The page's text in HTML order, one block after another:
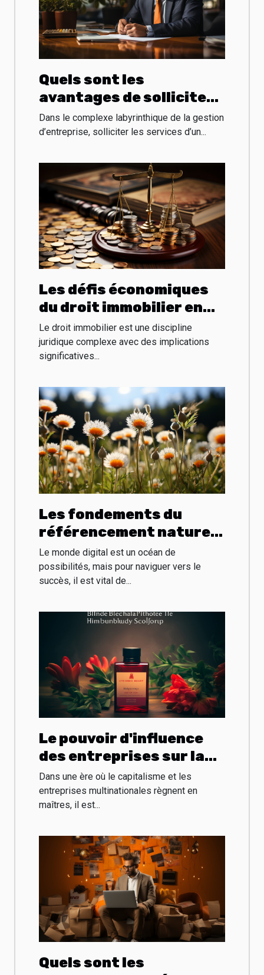
Quels sont les
avantages de solliciter
les services d’un expert-
comptable pour votre
Dans le complexe labyrinthique de la gestion
d’entreprise, solliciter les services d’un...
Les défis économiques
du droit immobilier en
France
Le droit immobilier est une discipline
juridique complexe avec des implications
significatives...
Les fondements du
référencement naturel
pour booster la
visibilité de votre site
Le monde digital est un océan de
possibilités, mais pour naviguer vers le
succès, il est vital de...
Le pouvoir d'influence
des entreprises sur la
santé publique
Dans une ère où le capitalisme et les
entreprises multinationales règnent en
maîtres, il est...
Quels sont les